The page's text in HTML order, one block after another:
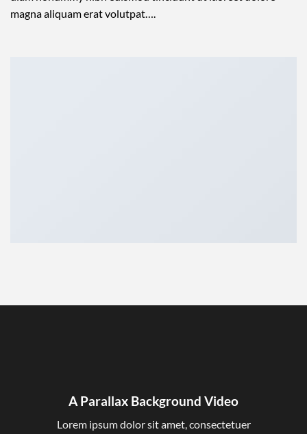
magna aliquam erat volutpat….
A Parallax Background Video
Lorem ipsum dolor sit amet, consectetuer